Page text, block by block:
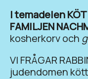
I temadelen
FAMILJEN
kosherkorv och
VI FRÅGAR
judendomen